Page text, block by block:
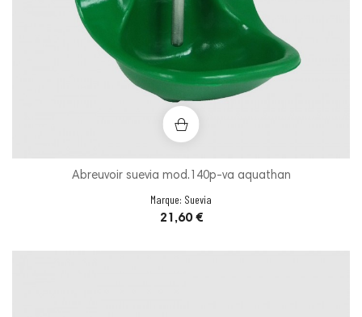
Abreuvoir suevia mod.140p-va aquathan
Marque: Suevia
Prix
21,60 €